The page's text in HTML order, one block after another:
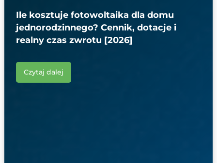
Ile kosztuje fotowoltaika dla domu
jednorodzinnego? Cennik, dotacje i
realny czas zwrotu [2026]
Czytaj dalej